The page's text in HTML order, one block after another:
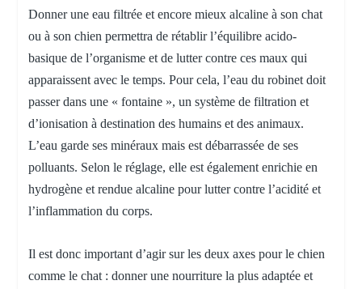
Donner une eau filtrée et encore mieux alcaline à son chat
ou à son chien permettra de rétablir l’équilibre acido-
basique de l’organisme et de lutter contre ces maux qui
apparaissent avec le temps. Pour cela, l’eau du robinet doit
passer dans une « fontaine », un système de filtration et
d’ionisation à destination des humains et des animaux.
L’eau garde ses minéraux mais est débarrassée de ses
polluants. Selon le réglage, elle est également enrichie en
hydrogène et rendue alcaline pour lutter contre l’acidité et
l’inflammation du corps.
Il est donc important d’agir sur les deux axes pour le chien
comme le chat : donner une nourriture la plus adaptée et